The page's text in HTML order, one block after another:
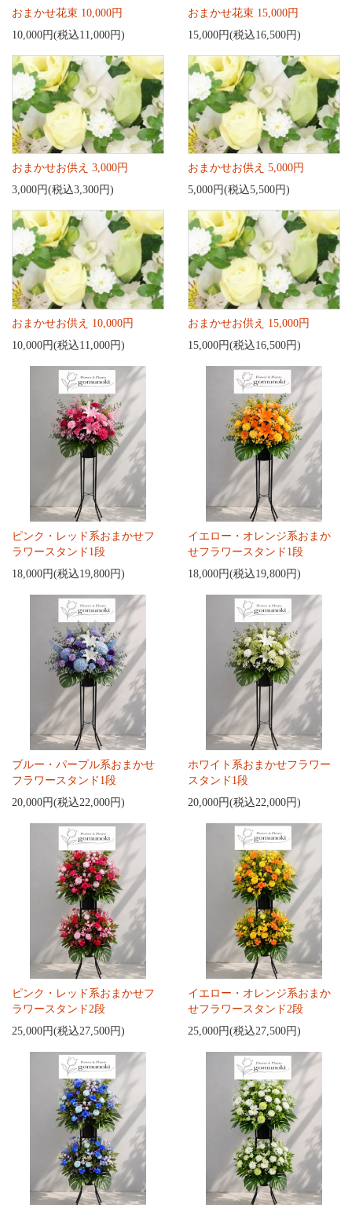
おまかせ花束 10,000円
10,000円(税込11,000円)
おまかせ花束 15,000円
15,000円(税込16,500円)
おまかせお供え 3,000円
3,000円(税込3,300円)
おまかせお供え 5,000円
5,000円(税込5,500円)
おまかせお供え 10,000円
10,000円(税込11,000円)
おまかせお供え 15,000円
15,000円(税込16,500円)
ピンク・レッド系おまかせフ
ラワースタンド1段
18,000円(税込19,800円)
イエロー・オレンジ系おまか
せフラワースタンド1段
18,000円(税込19,800円)
ブルー・パープル系おまかせ
フラワースタンド1段
20,000円(税込22,000円)
ホワイト系おまかせフラワー
スタンド1段
20,000円(税込22,000円)
ピンク・レッド系おまかせフ
ラワースタンド2段
25,000円(税込27,500円)
イエロー・オレンジ系おまか
せフラワースタンド2段
25,000円(税込27,500円)